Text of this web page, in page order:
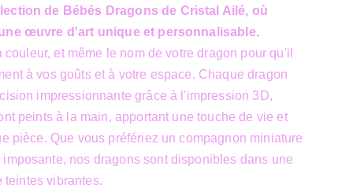
de Bébés Dragons de Cristal Ailé, où
œuvre d'art unique et personnalisable.
et même le nom de votre dragon pour qu'il
à vos goûts et à votre espace. Chaque dragon
impressionnante grâce à l'impression 3D,
peints à la main, apportant une touche de vie et
pièce. Que vous préfériez un compagnon miniature
nos dragons sont disponibles dans une
teintes vibrantes.